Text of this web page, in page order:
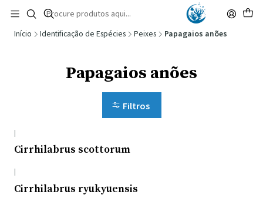
🚚 Portugal Continental: Portes Grátis desde 149,90€ (Envio extresso: 14,90€)
Ler mais
Início Identificação de Espécies Peixes Papagaios anões
Papagaios anões
Filtros
|
Cirrhilabrus scottorum
|
Cirrhilabrus ryukyuensis